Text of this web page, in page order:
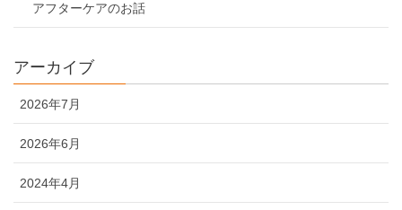
アフターケアのお話
アーカイブ
2026年7月
2026年6月
2024年4月